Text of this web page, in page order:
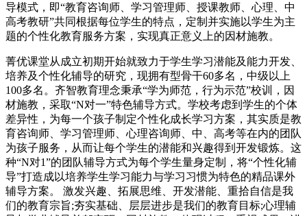
导模式，即“教育咨询师、学习管理师、授课教师、心理、中
高考教研”共同根据每位学生的特点，定制并实施以学生为主
题的个性化教育服务方案，实现真正意义上的因材施教。
菁优课堂从成立初期开始就致力于学生学习潜能及能力开发、
培养及个性化辅导的研究，现拥有型骨干60多名，中级以上
100多名。齐智教育理念秉承“学为师范，行为示范”校训，因
材施教，采取“N对一”特色辅导方式。学校考虑到学生的个体
差异性，为每一个孩子制定个性化成长学习方案，其实质是教
育咨询师、学习管理师、心理咨询师、中、高考等在内的团队
为孩子服务，从而让每个学生的潜能和兴趣得到开发锻炼。这
种“N对1”的团队辅导方式为每个学生量身定制，将“个性化辅
导”打造成以培养学生学习能力与学习习惯为特色的精品课外
辅导方案。 激发兴趣、拓展思维、开发潜能、重拾自信是我
们的教育宗旨;夯实基础、层层进步是我们的教育目标;心理辅